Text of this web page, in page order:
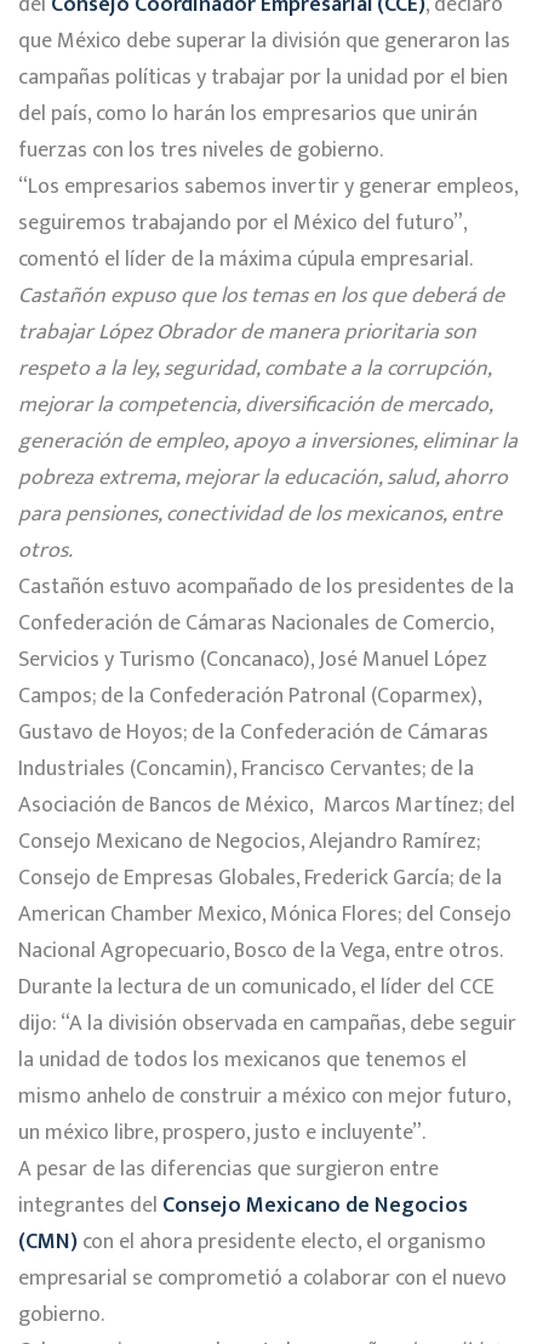
que México debe superar la división que generaron las
campañas políticas y trabajar por la unidad por el bien
del país, como lo harán los empresarios que unirán
fuerzas con los tres niveles de gobierno.
“Los empresarios sabemos invertir y generar empleos,
seguiremos trabajando por el México del futuro”,
comentó el líder de la máxima cúpula empresarial.
Castañón expuso que los temas en los que deberá de
trabajar López Obrador de manera prioritaria son
respeto a la ley, seguridad, combate a la corrupción,
mejorar la competencia, diversificación de mercado,
generación de empleo, apoyo a inversiones, eliminar la
pobreza extrema, mejorar la educación, salud, ahorro
para pensiones, conectividad de los mexicanos, entre
otros.
Castañón estuvo acompañado de los presidentes de la
Confederación de Cámaras Nacionales de Comercio,
Servicios y Turismo (Concanaco), José Manuel López
Campos; de la Confederación Patronal (Coparmex),
Gustavo de Hoyos; de la Confederación de Cámaras
Industriales (Concamin), Francisco Cervantes; de la
Asociación de Bancos de México, Marcos Martínez; del
Consejo Mexicano de Negocios, Alejandro Ramírez;
Consejo de Empresas Globales, Frederick García; de la
American Chamber Mexico, Mónica Flores; del Consejo
Nacional Agropecuario, Bosco de la Vega, entre otros.
Durante la lectura de un comunicado, el líder del CCE
dijo: “A la división observada en campañas, debe seguir
la unidad de todos los mexicanos que tenemos el
mismo anhelo de construir a méxico con mejor futuro,
un méxico libre, prospero, justo e incluyente”.
A pesar de las diferencias que surgieron entre
integrantes del Consejo Mexicano de Negocios
(CMN)con el ahora presidente electo, el organismo
empresarial se comprometió a colaborar con el nuevo
gobierno.